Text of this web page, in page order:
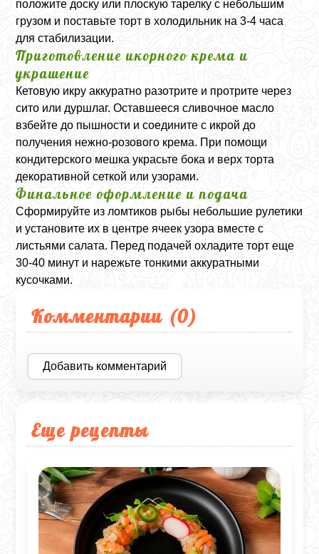
положите доску или плоскую тарелку с небольшим
грузом и поставьте торт в холодильник на 3-4 часа
для стабилизации.
Приготовление икорного крема и
украшение
Кетовую икру аккуратно разотрите и протрите через
сито или дуршлаг. Оставшееся сливочное масло
взбейте до пышности и соедините с икрой до
получения нежно-розового крема. При помощи
кондитерского мешка украсьте бока и верх торта
декоративной сеткой или узорами.
Финальное оформление и подача
Сформируйте из ломтиков рыбы небольшие рулетики
и установите их в центре ячеек узора вместе с
листьями салата. Перед подачей охладите торт еще
30-40 минут и нарежьте тонкими аккуратными
кусочками.
Комментарии (0)
Добавить комментарий
Еще рецепты